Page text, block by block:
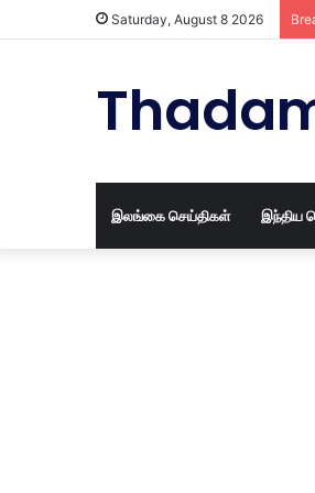
Saturday, August 8 2026
இலங்கை செய்திகள் இந்திய